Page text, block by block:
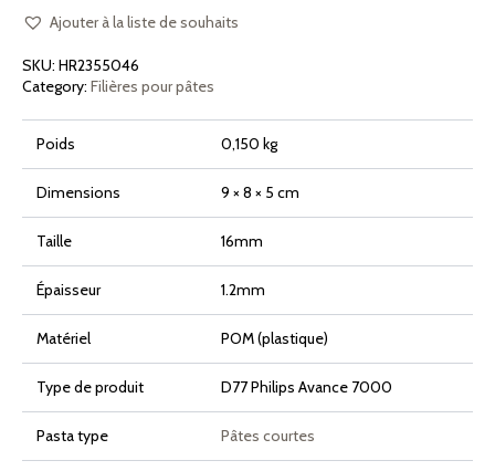
Napoletani
Small
pour
Philips
Pasta
Maker
Ajouter à la liste de souhaits
SKU: HR2355046
Category: Filières pour pâtes
Poids 0,150 kg
Dimensions 9 × 8 × 5 cm
Taille 16mm
Épaisseur 1.2mm
Matériel POM (plastique)
Type de produit D77 Philips Avance 7000
Pasta type Pâtes courtes